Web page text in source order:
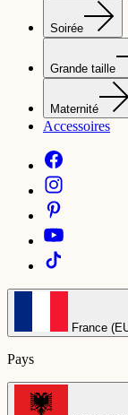
Soirée
Grande taille
Maternité
Accessoires
France
Pays